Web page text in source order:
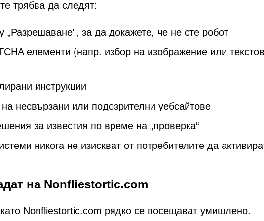
трябва да следят:
„Разрешаване“, за да докажете, че не сте робот
елементи (напр. избор на изображение или
инструкции
несвързани или подозрителни уебсайтове
за известия по време на „проверка“
никога не изискват от потребителите да
на Nonfliestortic.com
Nonfliestortic.com рядко се посещават умишлено.